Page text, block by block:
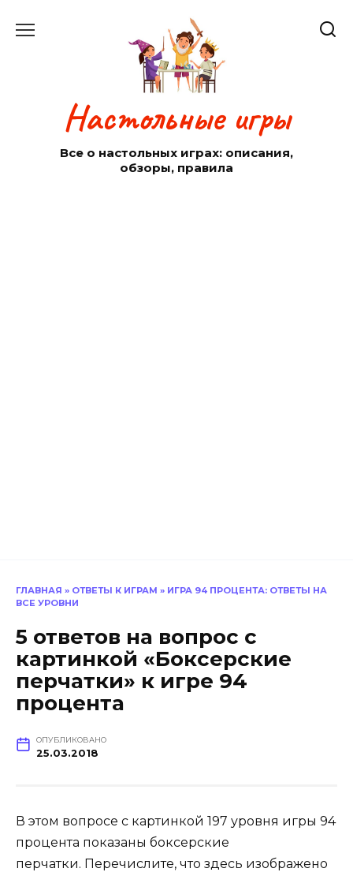
Настольные игры
Все о настольных играх: описания,
обзоры, правила
ГЛАВНАЯ » ОТВЕТЫ К ИГРАМ » ИГРА 94 ПРОЦЕНТА: ОТВЕТЫ НА
ВСЕ УРОВНИ
5 ответов на вопрос с
картинкой «Боксерские
перчатки» к игре 94
процента
ОПУБЛИКОВАНО
25.03.2018
В этом вопросе с картинкой 197 уровня игры 94
процента показаны боксерские
перчатки. Перечислите, что здесь изображено